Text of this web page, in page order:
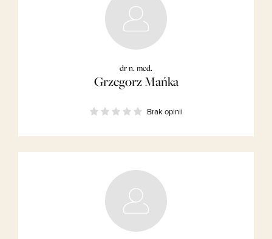
dr n. med.
Grzegorz Mańka
Brak opinii